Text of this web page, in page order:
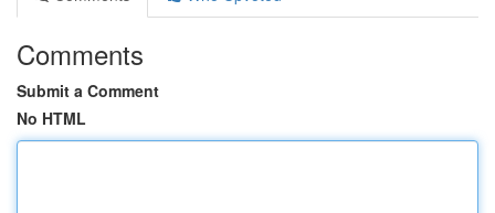
Comments
Submit a Comment
No HTML